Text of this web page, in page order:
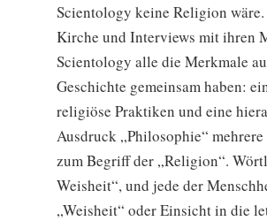
Scientology keine Religion
Kirche und Interviews mit ihren
Scientology alle die Merkmale
Geschichte gemeinsam haben:
religiöse Praktiken und eine
Ausdruck „Philosophie“
zum Begriff der „Religion“.
Weisheit“, und jede der
„Weisheit“ oder Einsicht in die